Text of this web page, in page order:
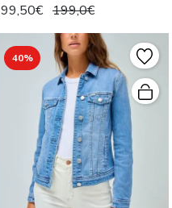
99,50€ 199,0€
40%